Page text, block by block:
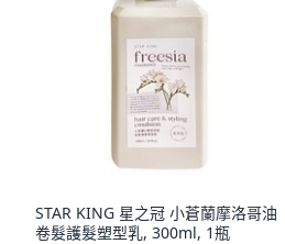
STAR KING 星之冠 小蒼蘭摩洛哥油
卷髮護髮塑型乳, 300ml, 1瓶